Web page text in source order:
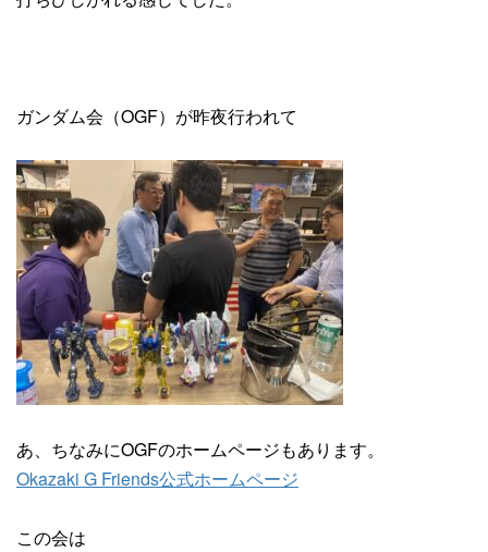
ガンダム会（OGF）が昨夜行われて
あ、ちなみにOGFのホームページもあります。
Okazaki G Friends公式ホームページ
この会は